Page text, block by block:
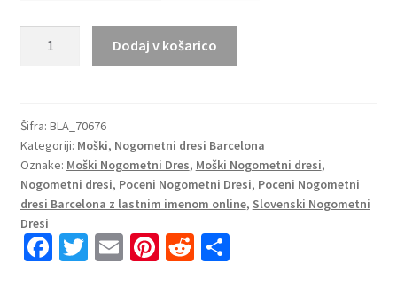
Barcelona
Domači
2023
Kratek
Rokav
+
Kratke
Dodaj v košarico
Šifra: BLA_70676
Kategoriji: Moški, Nogometni dresi Barcelona
Oznake: Moški Nogometni Dres, Moški Nogometni dresi,
Nogometni dresi, Poceni Nogometni Dresi, Poceni Nogometni
dresi Barcelona z lastnim imenom online, Slovenski Nogometni
Dresi
Fa T E Pi R S